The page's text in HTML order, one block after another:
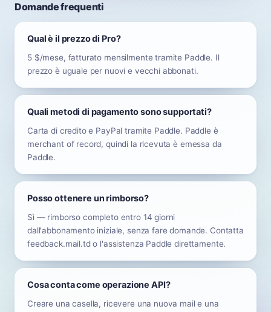
Domande frequenti
Qual è il prezzo di Pro?
5 $/mese, fatturato mensilmente tramite Paddle. Il
prezzo è uguale per nuovi e vecchi abbonati.
Quali metodi di pagamento sono supportati?
Carta di credito e PayPal tramite Paddle. Paddle è
merchant of record, quindi la ricevuta è emessa da
Paddle.
Posso ottenere un rimborso?
Sì — rimborso completo entro 14 giorni
dall'abbonamento iniziale, senza fare domande. Contatta
feedback.mail.td o l'assistenza Paddle direttamente.
Cosa conta come operazione API?
Creare una casella, ricevere una nuova mail e una